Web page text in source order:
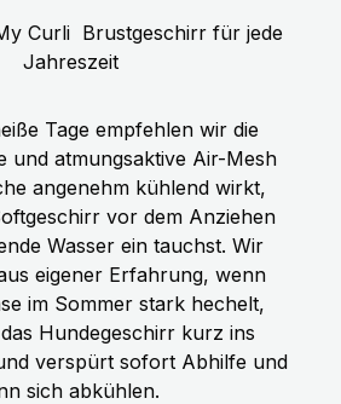
Curli Brustgeschirr für jede
Jahreszeit
Tage empfehlen wir die
und atmungsaktive Air-Mesh
angenehm kühlend wirkt,
vor dem Anziehen
Wasser ein tauchst. Wir
eigener Erfahrung, wenn
im Sommer stark hechelt,
Hundegeschirr kurz ins
verspürt sofort Abhilfe und
sich abkühlen.